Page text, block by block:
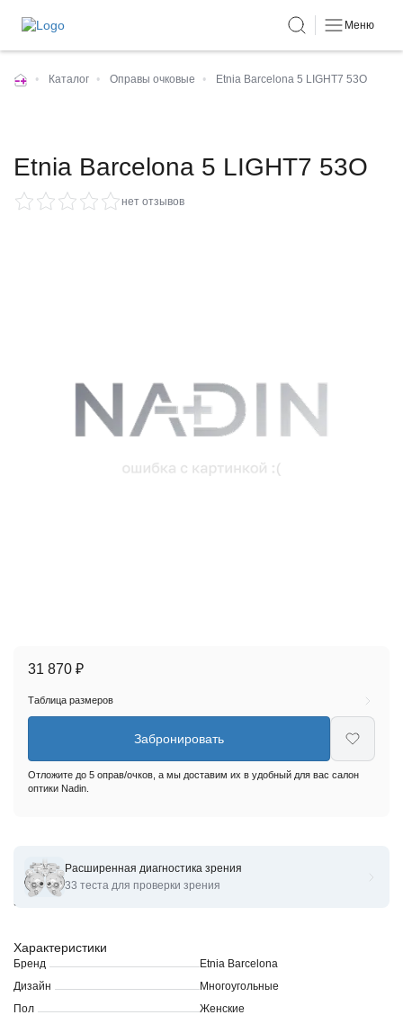
Меню
• Каталог • Оправы очковые • Etnia Barcelona 5 LIGHT7 53O
Etnia Barcelona 5 LIGHT7 53O
нет отзывов
Оправы для очков корригирующих Etnia Barcelona 5 LIGHT7
53O
Характеристики
Бренд
Etnia Barcelona
Дизайн
Многоугольные
Пол
Женские
31 870 ₽
Таблица размеров
Забронировать
Отложите до 5 оправ/очков, а мы доставим их в удобный для вас салон
оптики Nadin.
Расширенная диагностика зрения
33 теста для проверки зрения